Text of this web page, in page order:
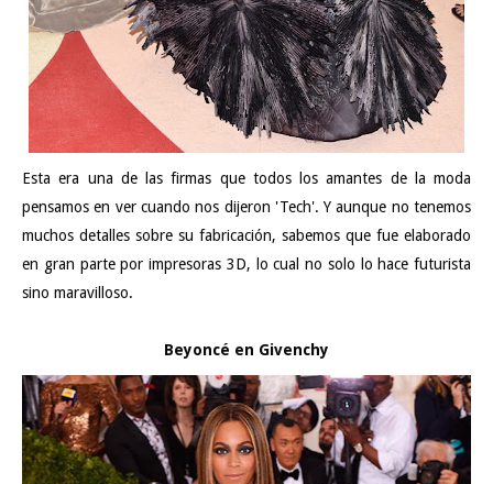
Esta era una de las firmas que todos los amantes de la moda
pensamos en ver cuando nos dijeron 'Tech'. Y aunque no tenemos
muchos detalles sobre su fabricación, sabemos que fue elaborado
en gran parte por impresoras 3D, lo cual no solo lo hace futurista
sino maravilloso.
Beyoncé en Givenchy